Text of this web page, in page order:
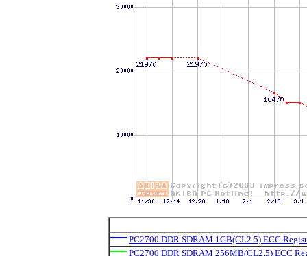
PC2700 DDR SDRAM 1GB(CL2.5) ECC
PC2700 DDR SDRAM 256MB(CL2.5) ECC